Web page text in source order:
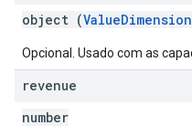
object (ValueDimension
Opcional. Usado com as
revenue
number